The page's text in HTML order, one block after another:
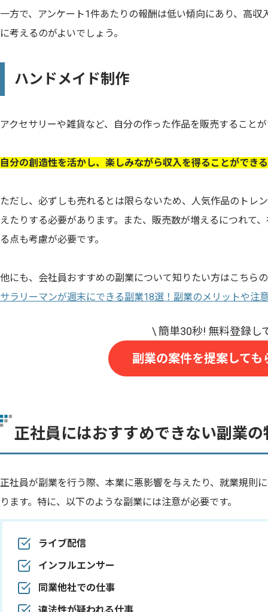
一方で、アンケート1件あたりの報酬は低い傾向にあり、高
に考えるのがよいでしょう。
ハンドメイド制作
アクセサリーや雑貨など、自分の作った作品を販売すること
自分の創造性を活かし、楽しみながら収入を得ることができ
ただし、必ずしも売れるとは限らないため、人気作品のトレ
えたりする必要があります。また、販売数が増えるにつれて
る点も考慮が必要です。
他にも、会社員おすすめの副業について知りたい方はこちら
サラリーマンが週末にできる副業18選！副業のメリットや注
副業の案件を提案しても
正社員にはおすすめできない副業の
正社員が副業を行う際、本業に悪影響を与えたり、就業規則
ります。特に、以下のような副業には注意が必要です。
ライブ配信
インフルエンサー
同業他社での仕事